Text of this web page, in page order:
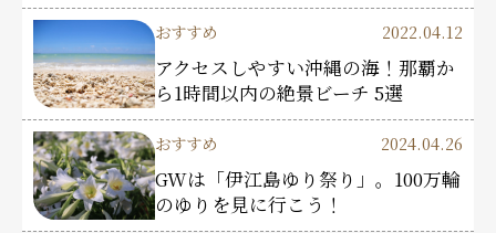
おすすめ 2022.04.12
アクセスしやすい沖縄の海！那覇か
ら1時間以内の絶景ビーチ 5選
おすすめ 2024.04.26
GWは「伊江島ゆり祭り」。100万輪
のゆりを見に行こう！